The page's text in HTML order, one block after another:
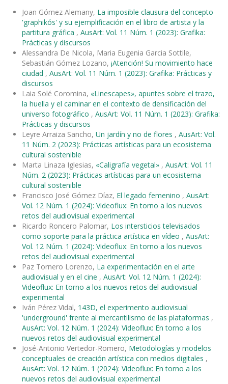
Joan Gómez Alemany, La imposible clausura del concepto
'graphikós' y su ejemplificación en el libro de artista y la
partitura gráfica , AusArt: Vol. 11 Núm. 1 (2023): Grafika:
Prácticas y discursos
Alessandra De Nicola, Maria Eugenia Garcia Sottile,
Sebastián Gómez Lozano, ¡Atención! Su movimiento hace
ciudad , AusArt: Vol. 11 Núm. 1 (2023): Grafika: Prácticas y
discursos
Laia Solé Coromina, «Linescapes», apuntes sobre el trazo,
la huella y el caminar en el contexto de densificación del
universo fotográfico , AusArt: Vol. 11 Núm. 1 (2023): Grafika:
Prácticas y discursos
Leyre Arraiza Sancho, Un jardín y no de flores , AusArt: Vol.
11 Núm. 2 (2023): Prácticas artísticas para un ecosistema
cultural sostenible
Marta Linaza Iglesias, «Caligrafía vegetal» , AusArt: Vol. 11
Núm. 2 (2023): Prácticas artísticas para un ecosistema
cultural sostenible
Francisco José Gómez Díaz, El legado femenino , AusArt:
Vol. 12 Núm. 1 (2024): Videoflux: En torno a los nuevos
retos del audiovisual experimental
Ricardo Roncero Palomar, Los intersticios televisados
como soporte para la práctica artística en vídeo , AusArt:
Vol. 12 Núm. 1 (2024): Videoflux: En torno a los nuevos
retos del audiovisual experimental
Paz Tornero Lorenzo, La experimentación en el arte
audiovisual y en el cine , AusArt: Vol. 12 Núm. 1 (2024):
Videoflux: En torno a los nuevos retos del audiovisual
experimental
Iván Pérez Vidal, 143D, el experimento audiovisual
'underground' frente al mercantilismo de las plataformas ,
AusArt: Vol. 12 Núm. 1 (2024): Videoflux: En torno a los
nuevos retos del audiovisual experimental
José-Antonio Vertedor-Romero, Metodologías y modelos
conceptuales de creación artística con medios digitales ,
AusArt: Vol. 12 Núm. 1 (2024): Videoflux: En torno a los
nuevos retos del audiovisual experimental